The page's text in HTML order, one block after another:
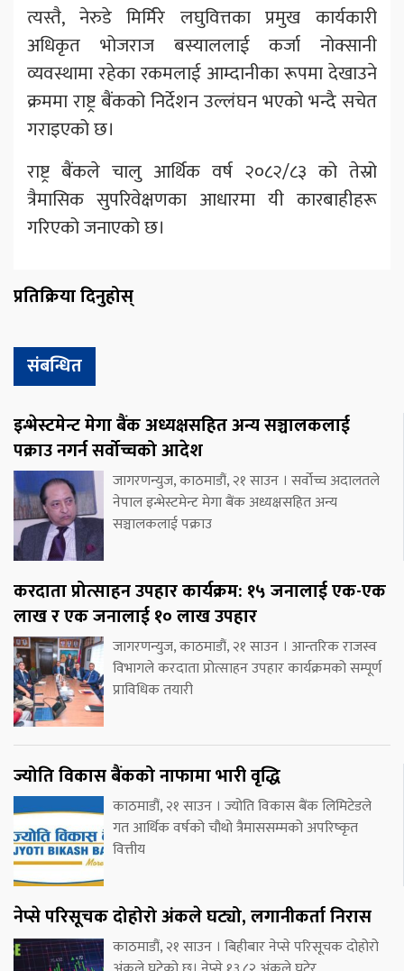
त्यस्तै, नेरुडे मिर्मिरे लघुवित्तका प्रमुख कार्यकारी
अधिकृत भोजराज बस्याललाई कर्जा नोक्सानी
व्यवस्थामा रहेका रकमलाई आम्दानीका रूपमा देखाउने
क्रममा राष्ट्र बैंकको निर्देशन उल्लंघन भएको भन्दै सचेत
गराइएको छ।
राष्ट्र बैंकले चालु आर्थिक वर्ष २०८२/८३ को तेस्रो
त्रैमासिक सुपरिवेक्षणका आधारमा यी कारबाहीहरू
गरिएको जनाएको छ।
प्रतिक्रिया दिनुहोस्
संबन्धित
इन्भेस्टमेन्ट मेगा बैंक अध्यक्षसहित अन्य सञ्चालकलाई
पक्राउ नगर्न सर्वोच्चको आदेश
जागरणन्युज, काठमाडौं, २१ साउन । सर्वोच्च अदालतले
नेपाल इन्भेस्टमेन्ट मेगा बैंक अध्यक्षसहित अन्य
सञ्चालकलाई पक्राउ
करदाता प्रोत्साहन उपहार कार्यक्रम: १५ जनालाई एक-एक
लाख र एक जनालाई १० लाख उपहार
जागरणन्युज, काठमाडौं, २१ साउन । आन्तरिक राजस्व
विभागले करदाता प्रोत्साहन उपहार कार्यक्रमको सम्पूर्ण
प्राविधिक तयारी
ज्योति विकास बैंकको नाफामा भारी वृद्धि
काठमाडौं, २१ साउन । ज्योति विकास बैंक लिमिटेडले
गत आर्थिक वर्षको चौथो त्रैमाससम्मको अपरिष्कृत
वित्तीय
नेप्से परिसूचक दोहोरो अंकले घट्यो, लगानीकर्ता निरास
काठमाडौं, २१ साउन । बिहीबार नेप्से परिसूचक दोहोरो